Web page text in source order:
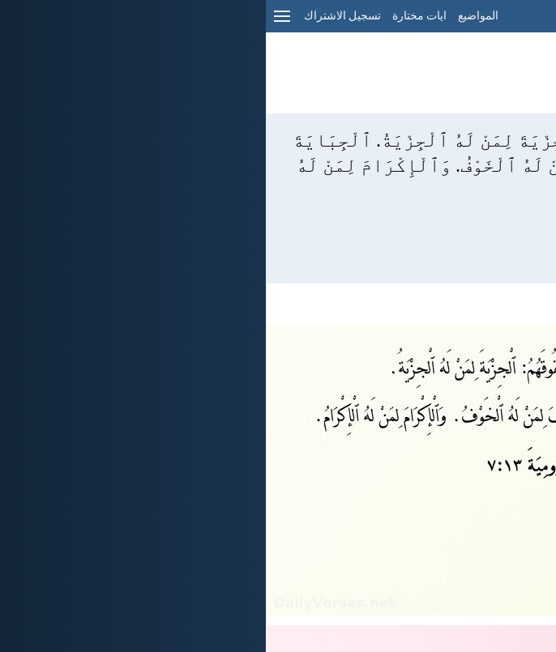
المواضيع ايات مختارة تسجيل الاشتراك
لِمَنْ لَهُ ٱلْجِزْيَةُ. ٱلْجِبَايَةَ
لَهُ ٱلْخَوْفُ. وَٱلْإِكْرَامَ لِمَنْ لَهُ